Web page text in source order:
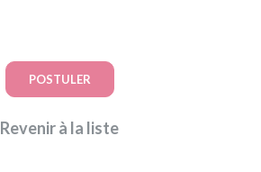
POSTULER
Revenir à la liste